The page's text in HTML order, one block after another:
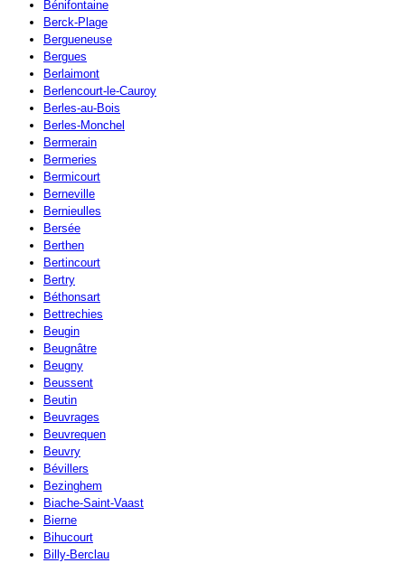
Bénifontaine
Berck-Plage
Bergueneuse
Bergues
Berlaimont
Berlencourt-le-Cauroy
Berles-au-Bois
Berles-Monchel
Bermerain
Bermeries
Bermicourt
Berneville
Bernieulles
Bersée
Berthen
Bertincourt
Bertry
Béthonsart
Bettrechies
Beugin
Beugnâtre
Beugny
Beussent
Beutin
Beuvrages
Beuvrequen
Beuvry
Bévillers
Bezinghem
Biache-Saint-Vaast
Bierne
Bihucourt
Billy-Berclau